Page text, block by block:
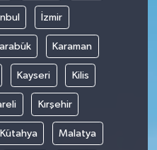
İzmir
Karaman
Kayseri Kilis
Kırşehir
Kütahya Malatya